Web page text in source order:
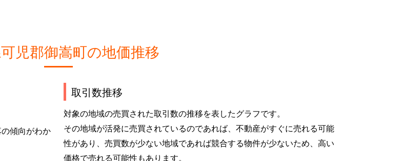
児郡御嵩町の地価推移
傾向がわか
取引数推移
対象の地域の売買された取引数の推移を表したグラフです。
その地域が活発に売買されているのであれば、不動産がすぐに売れる可能
性があり、売買数が少ない地域であれば競合する物件が少ないため、高い
価格で売れる可能性もあります。